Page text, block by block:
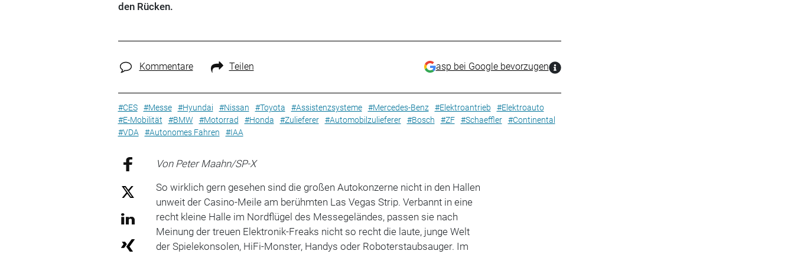
den Rücken.
Kommentare Teilen asp bei Google bevorzugen
#CES #Messe #Hyundai #Nissan #Toyota #Assistenzsysteme #Mercedes-Benz #Elektroantrieb
#Elektroauto
#E-Mobilität
#BMW #Motorrad #Honda #Zulieferer #Automobilzulieferer #Bosch #ZF #Schaeffler
#Continental
#VDA
#Autonomes Fahren #IAA
Von Peter Maahn/SP-X
So wirklich gern gesehen sind die großen Autokonzerne nicht in den Hallen
unweit der Casino-Meile am berühmten Las Vegas Strip. Verbannt in eine
recht kleine Halle im Nordflügel des Messegeländes, passen sie nach
Meinung der treuen Elektronik-Freaks nicht so recht die laute, junge Welt
der Spielekonsolen, HiFi-Monster, Handys oder Roboterstaubsauger. Im